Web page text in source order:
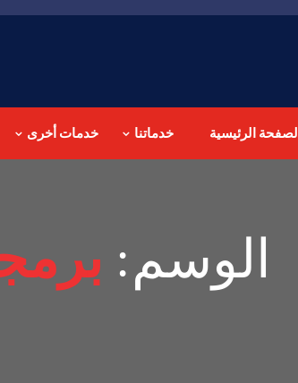
الصفحة الرئيسية خدماتنا خدمات أخرى
الوسم: